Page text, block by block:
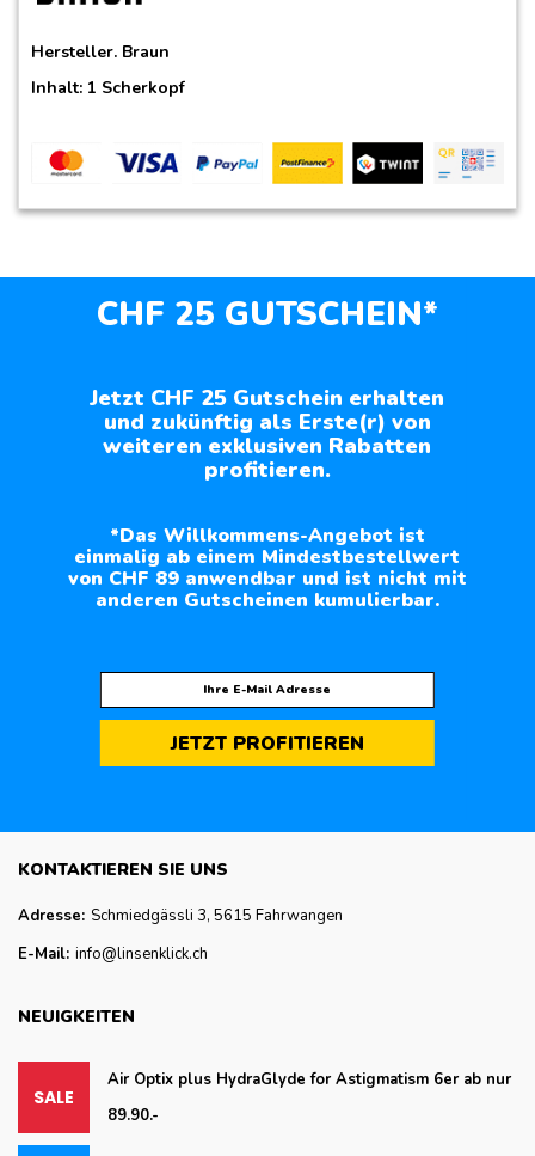
Hersteller. Braun
Inhalt: 1 Scherkopf
CHF 25 GUTSCHEIN*
Jetzt CHF 25 Gutschein erhalten
und zukünftig als Erste(r) von
weiteren exklusiven Rabatten
profitieren.
*Das Willkommens-Angebot ist
einmalig ab einem Mindestbestellwert
von CHF 89 anwendbar und ist nicht mit
anderen Gutscheinen kumulierbar.
JETZT PROFITIEREN
KONTAKTIEREN SIE UNS
Adresse: Schmiedgässli 3, 5615 Fahrwangen
E-Mail: info@linsenklick.ch
NEUIGKEITEN
Air Optix plus HydraGlyde for Astigmatism 6er ab nur
89.90.-